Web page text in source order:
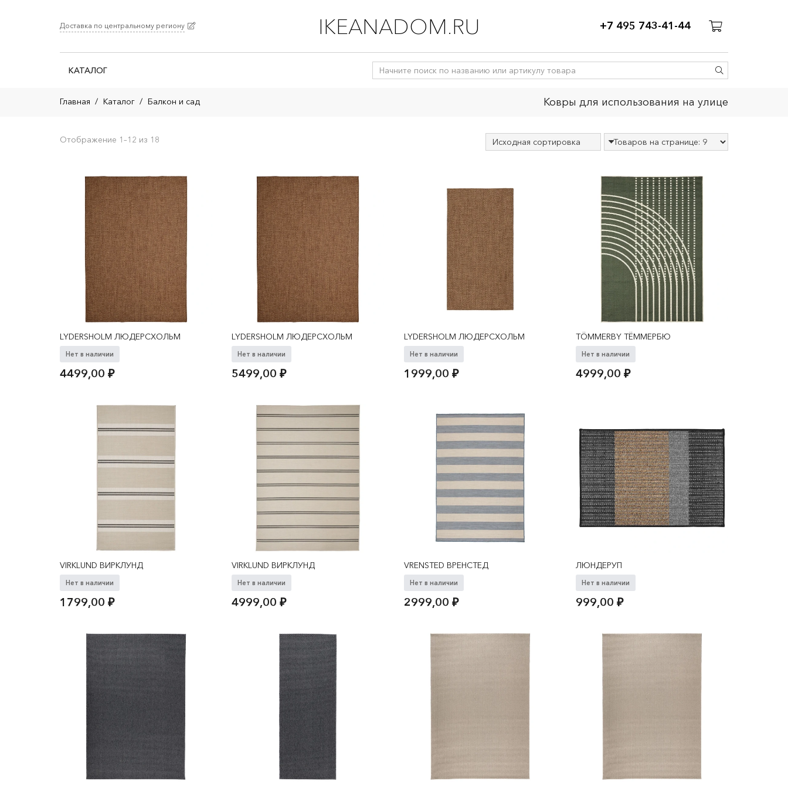
Доставка по центральному региону IKEANADOM.RU +7 495 743-41-44
КАТАЛОГ
Главная / Каталог / Балкон и сад Ковры для использования на улице
Отображение 1–12 из 18
LYDERSHOLM ЛЮДЕРСХОЛЬМ
Нет в наличии
4499,00 ₽
LYDERSHOLM ЛЮДЕРСХОЛЬМ
Нет в наличии
5499,00₽
LYDERSHOLM ЛЮДЕРСХОЛЬМ
Нет в наличии
1999,00 ₽
TÖMMERBY ТЁММЕРБЮ
Нет в наличии
4999,00₽
VIRKLUND ВИРКЛУНД
Нет в наличии
1799,00 ₽
VIRKLUND ВИРКЛУНД
Нет в наличии
4999,00₽
VRENSTED ВРЕНСТЕД
Нет в наличии
2999,00 ₽
ЛЮНДЕРУП
Нет в наличии
999,00₽